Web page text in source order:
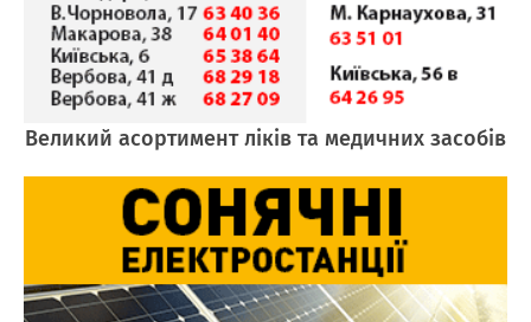
Великий асортимент ліків та медичних засобів